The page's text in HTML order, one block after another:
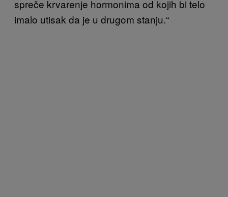
spreče krvarenje hormonima od kojih bi telo
imalo utisak da je u drugom stanju.“